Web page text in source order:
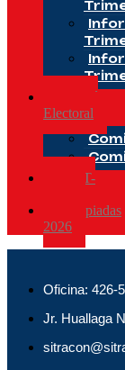
Comité
Electoral
CSST-
Olimpiadas
2026
Oficina: 426-
Jr. Huallaga